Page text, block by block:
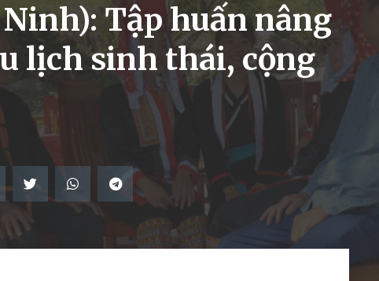
Tập huấn nâng
lịch sinh thái, cộng